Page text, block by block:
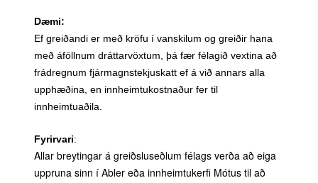
Dæmi:
Ef greiðandi er með kröfu í vanskilum og greiðir hana
með áföllnum dráttarvöxtum, þá fær félagið vextina að
frádregnum fjármagnstekjuskatt ef á við annars alla
upphæðina, en innheimtukostnaður fer til
innheimtuaðila.
Fyrirvari:
Allar breytingar á greiðsluseðlum félags verða að eiga
uppruna sinn í Abler eða innheimtukerfi Mótus til að